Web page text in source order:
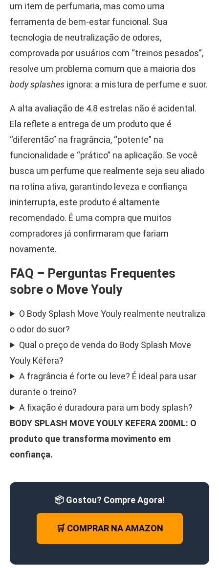
um item de perfumaria, mas como uma
ferramenta de bem-estar funcional. Sua
tecnologia de neutralização de odores,
comprovada por usuários com “treinos pesados”,
resolve um problema comum que a maioria dos
body splashes ignora: a mistura de perfume e suor.
A alta avaliação de 4.8 estrelas não é acidental.
Ela reflete a entrega de um produto que é
“diferentão” na fragrância, “potente” na
funcionalidade e “prático” na aplicação. Se você
busca um perfume que realmente seja seu aliado
na rotina ativa, garantindo leveza e confiança
ininterrupta, este produto é altamente
recomendado. É uma compra que muitos
compradores já confirmaram que fariam
novamente.
FAQ – Perguntas Frequentes
sobre o Move Youly
O Body Splash Move Youly realmente neutraliza
o odor do suor?
Qual o preço de venda do Body Splash Move
Youly Kéfera?
A fragrância é forte ou leve? É ideal para usar
durante o treino?
A fixação é duradoura para um body splash?
BODY SPLASH MOVE YOULY KEFERA 200ML: O
produto que transforma movimento em
confiança.
📦 Gostou? Compre Agora!
🛒 COMPRAR NA AMAZON